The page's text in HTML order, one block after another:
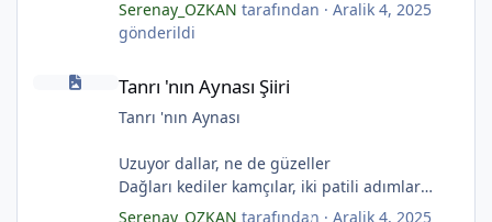
Çerçeveler bir olur, sokaklar birleştiğinde
Evler bir olur aşıklar evinde.
(Serenay Özkan)
Pas tutan yüreklerle yeşil mezarlıkta hayaller
Tuzlu nehirdeki soğukluğum
Kuru topraklar küf tutar
Karanfiller mezarlığında.
"Karanfiller Mezarlığı" adlı şiiri Yaşama Uğraşı
Fanzin'in 27. sayısında 2025'te yayımlanmıştır.
Serenay_OZKAN tarafından · Aralik 4, 2025
gönderildi
Tanrı 'nın Aynası Şiiri
Tanrı 'nın Aynası
Uzuyor dallar, ne de güzeller
Dağları kediler kamçılar, iki patili adımlar
Sonsuza kadar bahar
Serenay_OZKAN tarafından · Aralik 4, 2025